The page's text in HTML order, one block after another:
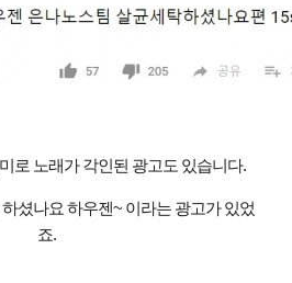
로 노래가 각인된 광고도 있습니다.
셨나요 하우젠 ~ 이라는 광고가 있었
죠.